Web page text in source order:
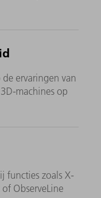
ervaringen van
machines op
functies zoals X-
of ObserveLine